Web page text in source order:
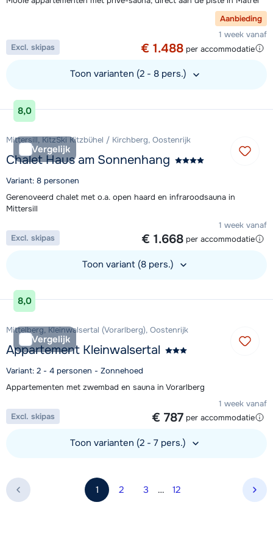
Aanbieding
1 week vanaf
€ 1.488 per accommodatie
Excl. skipas
Toon varianten (2 - 8 pers.)
Bekijk accommodatie
8,0
Vergelijk
Mittersill, KitzSki Kitzbühel / Kirchberg, Oostenrijk
Chalet Haus am Sonnenhang
Variant: 8 personen
Gerenoveerd chalet met o.a. open haard en infraroodsauna in
Mittersill
1 week vanaf
€ 1.668 per accommodatie
Excl. skipas
Toon variant (8 pers.)
Bekijk accommodatie
8,0
Vergelijk
Mittelberg, Kleinwalsertal (Vorarlberg), Oostenrijk
Appartement Kleinwalsertal
Variant: 2 - 4 personen - Zonnehoed
Appartementen met zwembad en sauna in Vorarlberg
1 week vanaf
€ 787 per accommodatie
Excl. skipas
Toon varianten (2 - 7 pers.)
1 2 3 … 12